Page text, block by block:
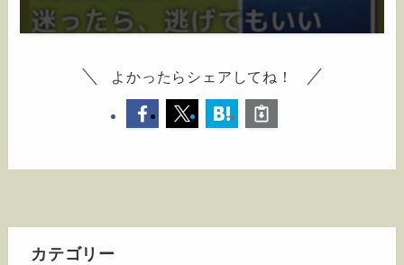
よかったらシェアしてね！
カテゴリー